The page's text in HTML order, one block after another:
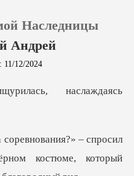
0
Наследницы
Андрей
11/12/2024
нас
росил
костюме, кото